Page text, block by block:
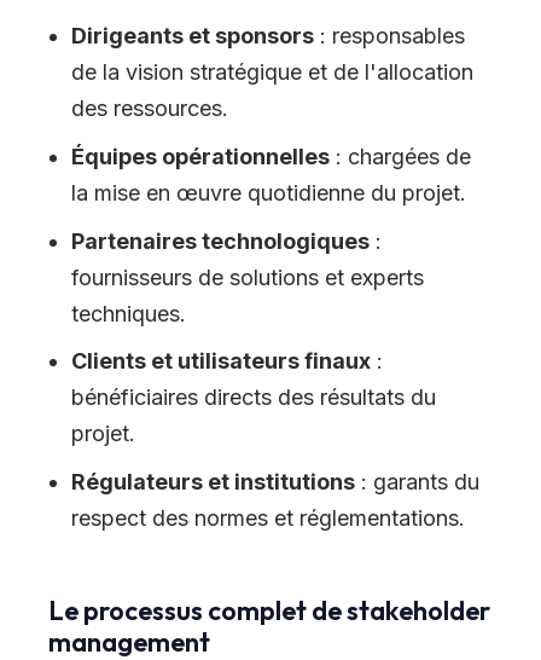
Dirigeants et sponsors : responsables
de la vision stratégique et de l'allocation
des ressources.
Équipes opérationnelles : chargées de
la mise en œuvre quotidienne du projet.
Partenaires technologiques :
fournisseurs de solutions et experts
techniques.
Clients et utilisateurs finaux :
bénéficiaires directs des résultats du
projet.
Régulateurs et institutions : garants du
respect des normes et réglementations.
Le processus complet de stakeholder
management